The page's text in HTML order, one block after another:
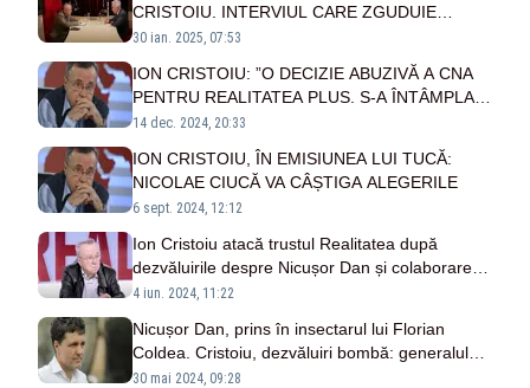
CRISTOIU. INTERVIUL CARE ZGUDUIE
PENALII ÎMBĂTAȚI DE PUTERE DIN ROMÂNIA
30 ian. 2025, 07:53
ION CRISTOIU: ”O DECIZIE ABUZIVĂ A CNA
PENTRU REALITATEA PLUS. S-A ÎNTÂMPLAT
UN FENOMEN UNIC, A FĂCUT AUDIENȚĂ 9”
14 dec. 2024, 20:33
ION CRISTOIU, ÎN EMISIUNEA LUI TUCĂ:
NICOLAE CIUCĂ VA CÂȘTIGA ALEGERILE
6 sept. 2024, 12:12
Ion Cristoiu atacă trustul Realitatea după
dezvăluirile despre Nicușor Dan și colaborarea
cu Securitatea
4 iun. 2024, 11:22
Nicușor Dan, prins în insectarul lui Florian
Coldea. Cristoiu, dezvăluiri bombă: generalul
Statului Paralel, întâlniri de taină cu primarul
30 mai 2024, 09:28